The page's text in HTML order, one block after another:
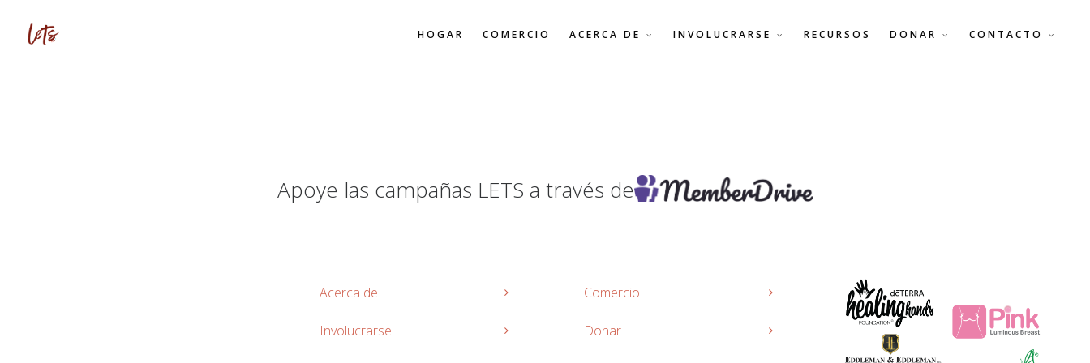
HOGAR COMERCIO ACERCA DE INVOLUCRARSE RECURSOS DONAR CONTACTO
Apoye las campañas LETS a través de
Acerca de
Involucrarse
Comercio
Donar